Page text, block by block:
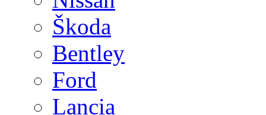
Škoda
Bentley
Ford
Lancia